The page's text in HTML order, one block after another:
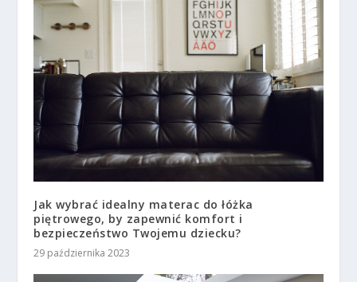
Jak wybrać idealny materac do łóżka
piętrowego, by zapewnić komfort i
bezpieczeństwo Twojemu dziecku?
29 października 2023